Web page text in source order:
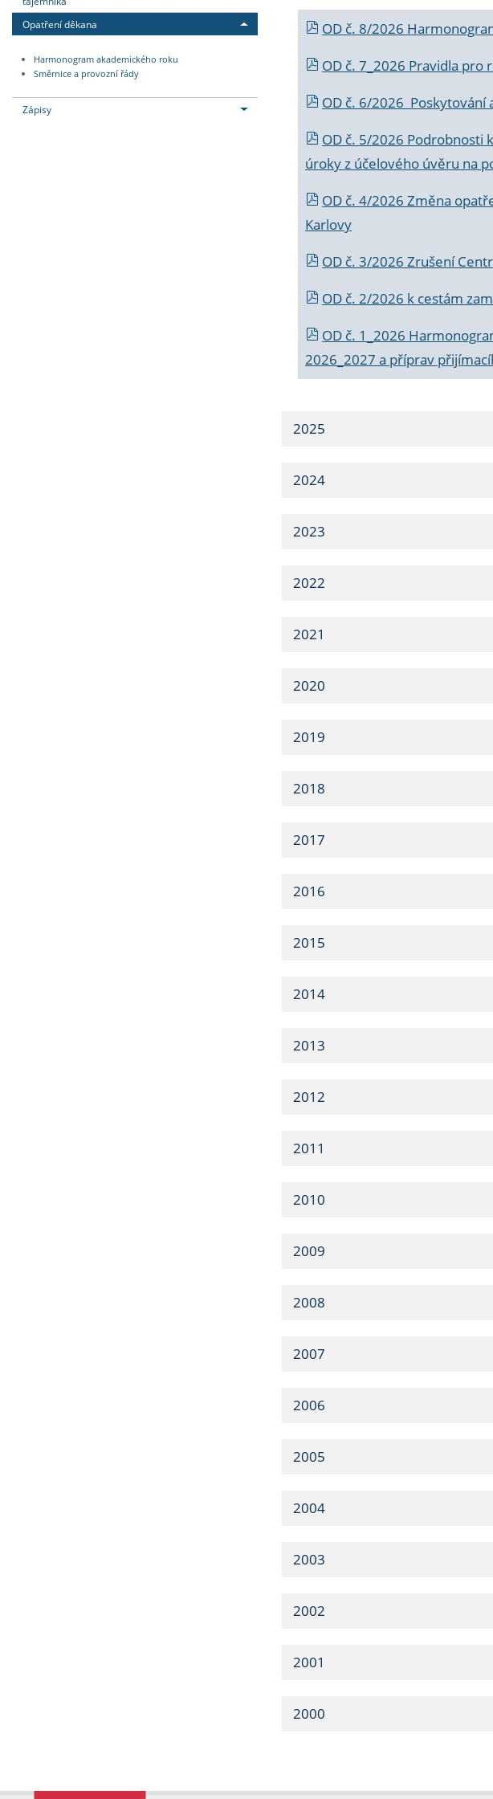
Opatření děkana
Harmonogram akademického roku
Směrnice a provozní řády
Zápisy
OD č. 8/2026
OD č. 7_2026 Pravidla
OD č. 6/2026 Poskytování
OD č. 5/2026 Podrobnosti
úroky z účelového úvěru na
OD č. 4/2026 Změna
Karlovy
OD č. 3/2026 Zrušení
OD č. 2/2026 k cestám
OD č. 1_2026
2026_2027 a příprav
2025
2024
2023
2022
2021
2020
2019
2018
2017
2016
2015
2014
2013
2012
2011
2010
2009
2008
2007
2006
2005
2004
2003
2002
2001
2000